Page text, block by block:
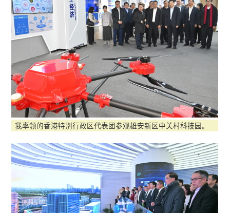
我率领的香港特别行政区代表团参观雄安新区中关村科技园。